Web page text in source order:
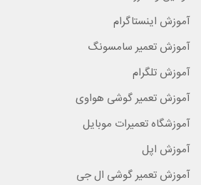
آموزش اینستاگرام
آموزش تعمیر سامسونگ
آموزش تلگرام
آموزش تعمیر گوشی هواوی
آموزشگاه تعمیرات موبایل
آموزش اپل
آموزش تعمیر گوشی ال جی